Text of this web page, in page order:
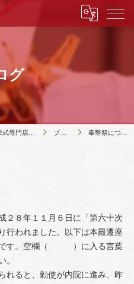
グ
神社・寺院で結婚式のことなら神前挙式専門店三々九度 ブログ 奉幣祭について
２８年１１月６日に「第六十次
行われました。以下は本殿遷座
です。空欄（ ）に入る言葉
。
れると、勅使が内院に進み、昨